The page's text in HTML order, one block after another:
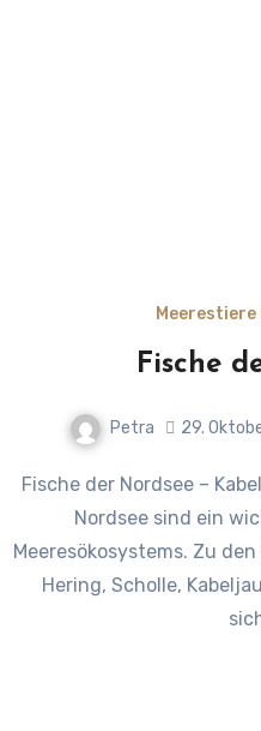
Fische
Petra 29.
Fische der Nordsee – Kabeljau, Scholle & Co. Fische der
Nordsee sind ein
Meeresökosystems. Zu
Hering, Scholle,